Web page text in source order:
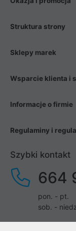
Struktura strony
Sklepy marek
Wsparcie klienta i
Informacje o firmie
Regulaminy i
Szybki kontakt
664
pon. - pt.
sob. -